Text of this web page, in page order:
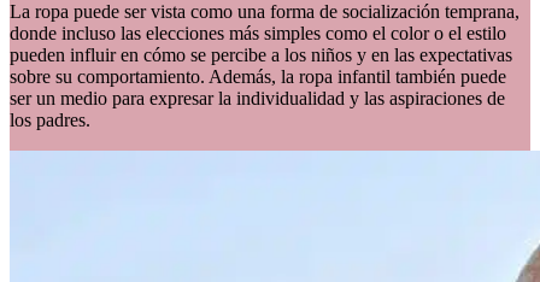
La ropa puede ser vista como una forma de socialización temprana,
donde incluso las elecciones más simples como el color o el estilo
pueden influir en cómo se percibe a los niños y en las expectativas
sobre su comportamiento. Además, la ropa infantil también puede
ser un medio para expresar la individualidad y las aspiraciones de
los padres.